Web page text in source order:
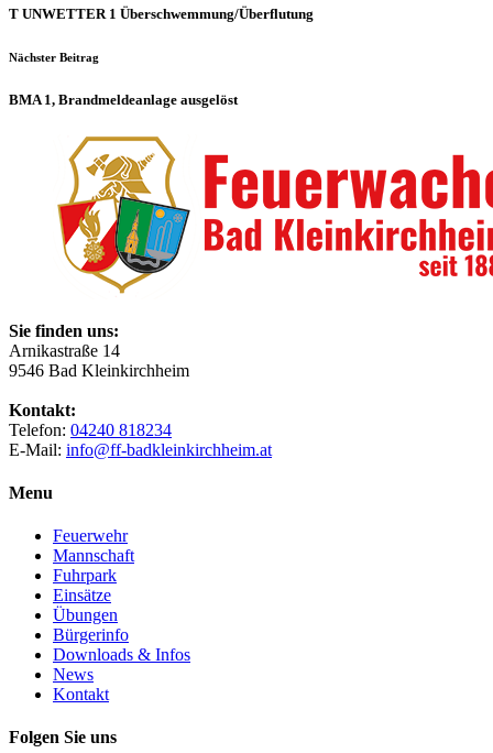
T UNWETTER 1 Überschwemmung/​Überflutung
Nächster Beitrag
BMA 1, Brandmeldeanlage ausgelöst
Sie finden uns:
Arnikastraße 14
9546 Bad Kleinkirchheim
Kontakt:
Telefon: 04240 818234
E-Mail: info@ff-badkleinkirchheim.at
Menu
Feuerwehr
Mannschaft
Fuhrpark
Einsätze
Übungen
Bürgerinfo
Downloads & Infos
News
Kontakt
Folgen Sie uns